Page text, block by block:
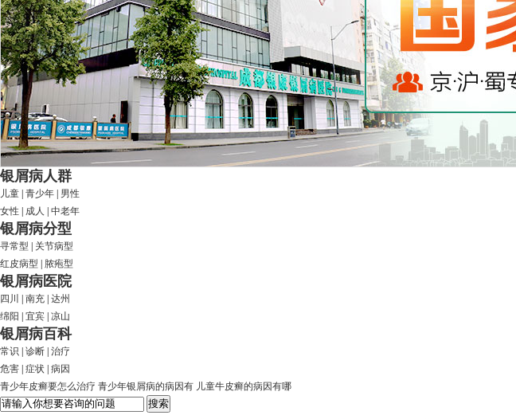
银屑病人群
儿童 青少年
男性
女性
成人 中老年
银屑病分型
寻常型
关节病型
红皮病型
脓疱型
银屑病医院
四川 南充 达州
绵阳
宜宾 凉山
银屑病百科
常识 诊断 治疗
危害 症状 病因
青少年皮癣要怎么治疗 青少年银屑病的病因有 儿童牛皮癣的病因有哪